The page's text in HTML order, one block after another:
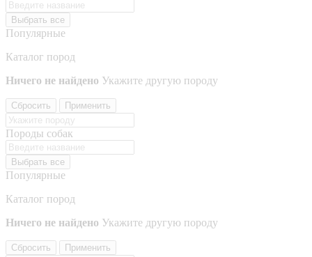
Выбрать все
Популярные
Каталог пород
Ничего не найдено Укажите другую породу
Сбросить Применить
Породы собак
Выбрать все
Популярные
Каталог пород
Ничего не найдено Укажите другую породу
Сбросить Применить